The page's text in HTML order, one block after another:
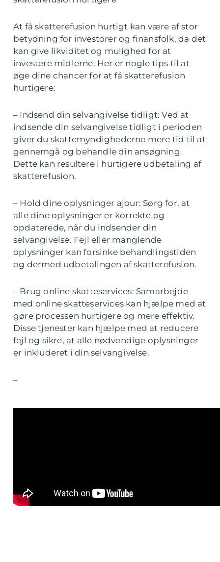
At få skatterefusion hurtigt kan være af stor
betydning for investorer og finansfolk, da det
kan give likviditet og mulighed for at
investere midlerne. Her er nogle tips til at
øge dine chancer for at få skatterefusion
hurtigere:
– Indsend din selvangivelse tidligt: Ved at
indsende din selvangivelse tidligt i perioden
giver du skattemyndighederne mere tid til at
gennemgå og behandle din ansøgning.
Dette kan resultere i hurtigere udbetaling af
skatterefusion.
– Hold dine oplysninger ajour: Sørg for, at
alle dine oplysninger er korrekte og
opdaterede, når du indsender din
selvangivelse. Fejl eller manglende
oplysninger kan forsinke behandlingstiden
og dermed udbetalingen af skatterefusion.
– Brug online skatteservices: Samarbejde
med online skatteservices kan hjælpe med at
gøre processen hurtigere og mere effektiv.
Disse tjenester kan hjælpe med at reducere
fejl og sikre, at alle nødvendige oplysninger
er inkluderet i din selvangivelse.
–